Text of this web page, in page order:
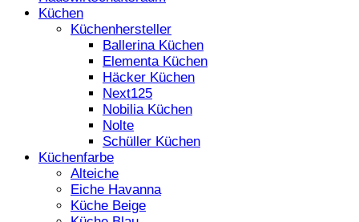
Küchen
Küchenhersteller
Ballerina Küchen
Elementa Küchen
Häcker Küchen
Next125
Nobilia Küchen
Nolte
Schüller Küchen
Küchenfarbe
Alteiche
Eiche Havanna
Küche Beige